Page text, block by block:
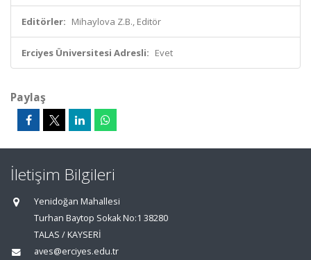
Editörler: Mihaylova Z.B., Editör
Erciyes Üniversitesi Adresli: Evet
Paylaş
İletişim Bilgileri
Yenidoğan Mahallesi
Turhan Baytop Sokak No:1 38280
TALAS / KAYSERİ
aves@erciyes.edu.tr